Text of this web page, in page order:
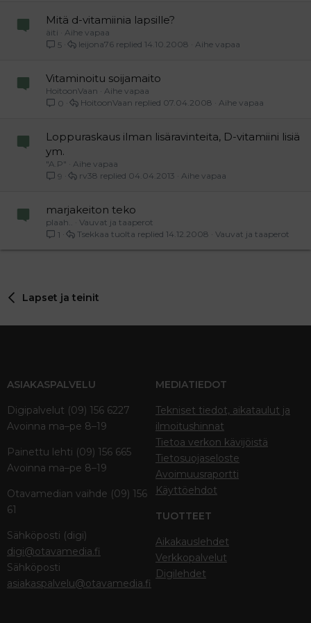
Mitä d-vitamiinia lapsille?
äiti
Aihe vapaa
5
Aihe vapaa
14.10.2008
leijona76
Vitaminoitu soijamaito
HoitoonVaan
Aihe vapaa
0
Aihe vapaa
07.04.2008
HoitoonVaan
Loppuraskaus ilman lisäravinteita, D-vitamiini lisiä
ym.
"A.P"
Aihe vapaa
9
Aihe vapaa
04.04.2013
rv38
marjakeiton teko
plaah..
Vauvat ja taaperot
1
Vauvat ja taaperot
14.12.2008
Tsekkaa tuolta
Lapset ja teinit
ASIAKASPALVELU
Digipalvelut (09) 156 6227
Avoinna ma–pe 8–19
Painettu lehti (09) 156 665
Avoinna ma–pe 8–19
Otavamedian vaihde (09) 156
61
Sähköposti (digi)
digi@otavamedia.fi
Sähköposti
asiakaspalvelu@otavamedia.fi
MEDIATIEDOT
Tekniset tiedot, aikataulut ja
ilmoitushinnat
Tietoa verkon kävijöistä
Tietosuojaseloste
Avoimuusraportti
Käyttöehdot
TUOTTEET
Aikakauslehdet
Verkkopalvelut
Digilehdet